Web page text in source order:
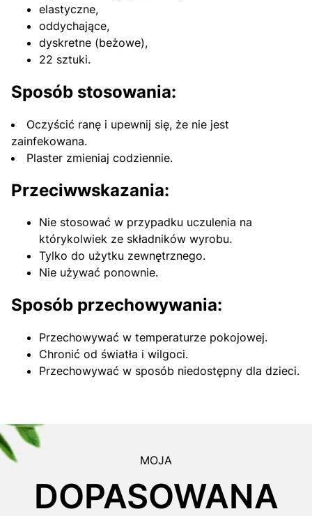
elastyczne,
oddychające,
dyskretne (beżowe),
22 sztuki.
Sposób stosowania:
Oczyścić ranę i upewnij się, że nie jest
zainfekowana.
Plaster zmieniaj codziennie.
Przeciwwskazania:
Nie stosować w przypadku uczulenia na
którykolwiek ze składników wyrobu.
Tylko do użytku zewnętrznego.
Nie używać ponownie.
Sposób przechowywania:
Przechowywać w temperaturze pokojowej.
Chronić od światła i wilgoci.
Przechowywać w sposób niedostępny dla dzieci.
MOJA
DOPASOWANA